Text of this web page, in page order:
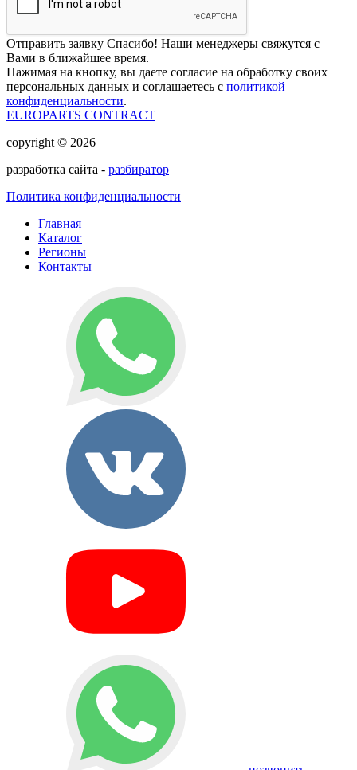
Отправить заявку Спасибо! Наши менеджеры свяжутся с
Вами в ближайшее время.
Нажимая на кнопку, вы даете согласие на обработку своих
персональных данных и соглашаетесь с политикой
конфиденциальности.
EUROPARTS CONTRACT
copyright © 2026
разработка сайта - разбиратор
Политика конфиденциальности
Главная
Каталог
Регионы
Контакты